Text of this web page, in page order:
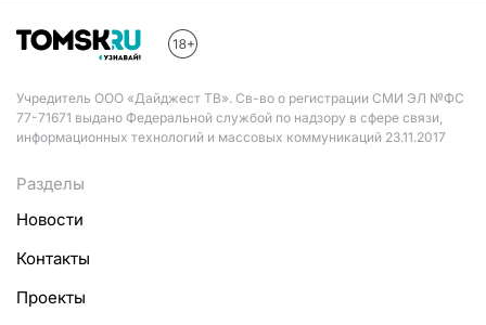
Учредитель ООО «Дайджест ТВ». Св-во о регистрации СМИ ЭЛ №ФС
77-71671 выдано Федеральной службой по надзору в сфере связи,
информационных технологий и массовых коммуникаций 23.11.2017
Разделы
Новости
Контакты
Проекты